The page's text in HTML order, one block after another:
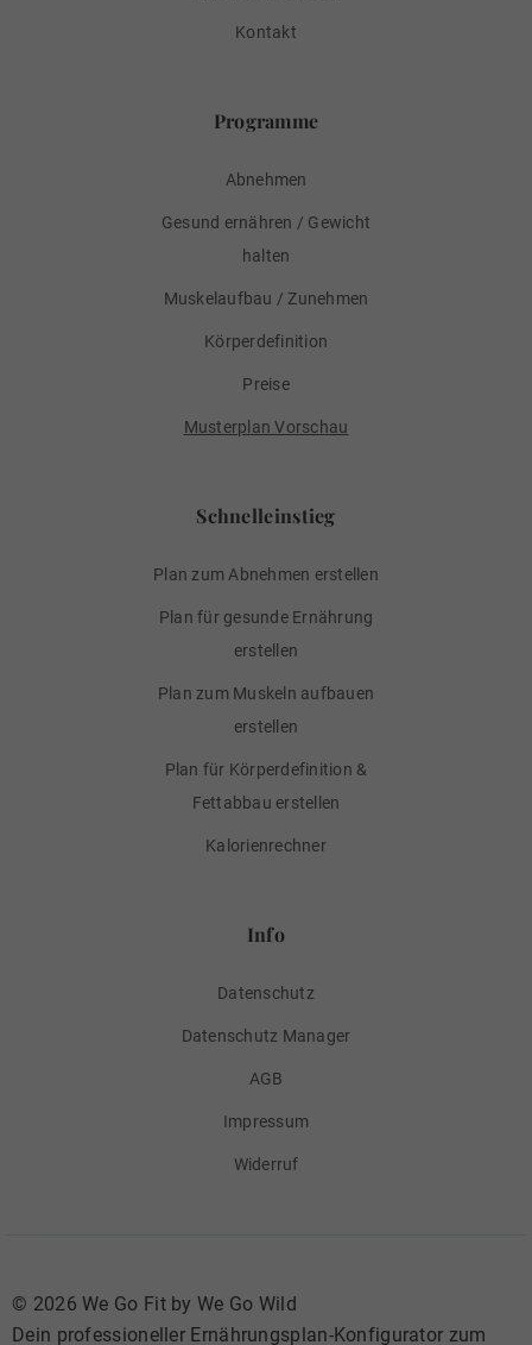
Kontakt
Programme
Abnehmen
Gesund ernähren / Gewicht
halten
Muskelaufbau / Zunehmen
Körperdefinition
Preise
Musterplan Vorschau
Schnelleinstieg
Plan zum Abnehmen erstellen
Plan für gesunde Ernährung
erstellen
Plan zum Muskeln aufbauen
erstellen
Plan für Körperdefinition &
Fettabbau erstellen
Kalorienrechner
Info
Datenschutz
Datenschutz Manager
AGB
Impressum
Widerruf
© 2026 We Go Fit by We Go Wild
Dein professioneller Ernährungsplan-Konfigurator zum